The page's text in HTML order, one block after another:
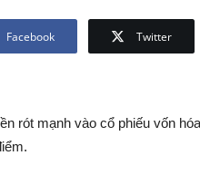
Facebook Twitter
rót mạnh vào cổ phiếu vốn